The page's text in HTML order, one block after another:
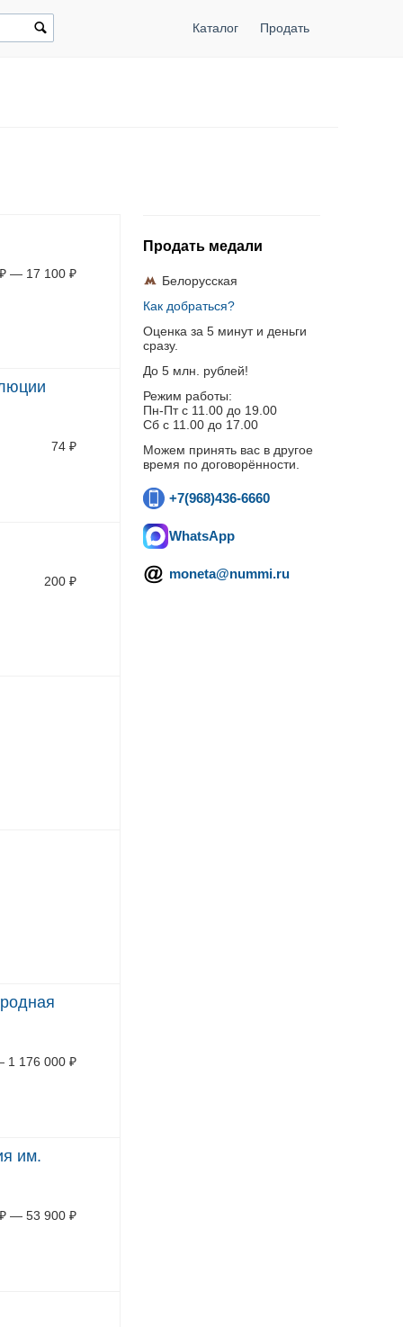
Каталог Продать
₽ — 17 100 ₽
74 ₽
200 ₽
1 176 000 ₽
им.
₽ — 53 900 ₽
Продать медали
Белорусская
Как добраться?
Оценка за 5 минут и деньги
сразу.
До 5 млн. рублей!
Режим работы:
Пн-Пт c 11.00 до 19.00
Сб с 11.00 до 17.00
Можем принять вас в другое
время по договорённости.
+7(968)436-6660
WhatsApp
moneta@nummi.ru